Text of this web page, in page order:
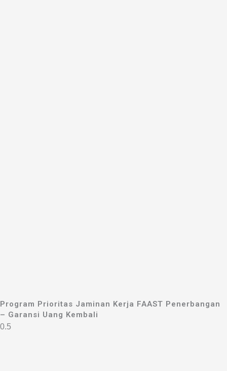
Program Prioritas Jaminan Kerja FAAST Penerbangan
– Garansi Uang Kembali